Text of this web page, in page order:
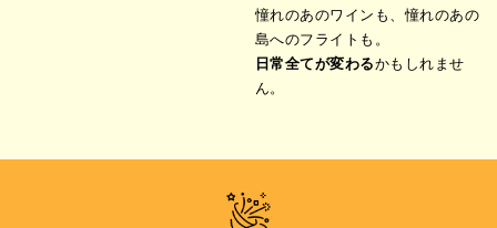
憧れのあのワインも、憧れのあの
島へのフライトも。
日常全てが変わるかもしれませ
ん。